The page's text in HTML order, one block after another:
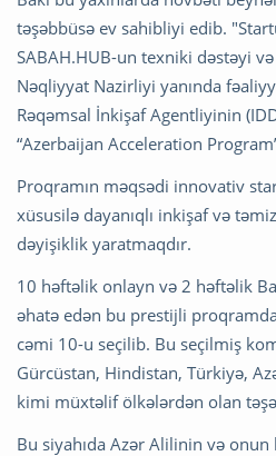
təşəbbüsə ev sahibliyi edib.
SABAH.HUB-un texniki dəstəyi
Nəqliyyat Nazirliyi yanında
Rəqəmsal İnkişaf Agentliyinin
“Azerbaijan Acceleration
Proqramın məqsədi innovativ
xüsusilə dayanıqlı inkişaf və
dəyişiklik yaratmaqdır.
10 həftəlik onlayn və 2 həftəlik
əhatə edən bu prestijli
cəmi 10-u seçilib. Bu seçilmiş
Gürcüstan, Hindistan, Türkiyə,
kimi müxtəlif ölkələrdən olan
Bu siyahıda Azər Alilinin və onun